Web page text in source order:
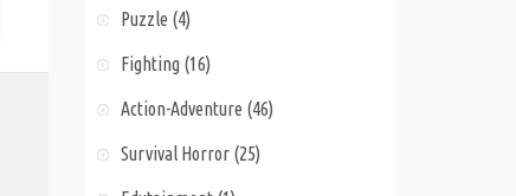
Puzzle (4)
Fighting (16)
Action-Adventure (46)
Survival Horror (25)